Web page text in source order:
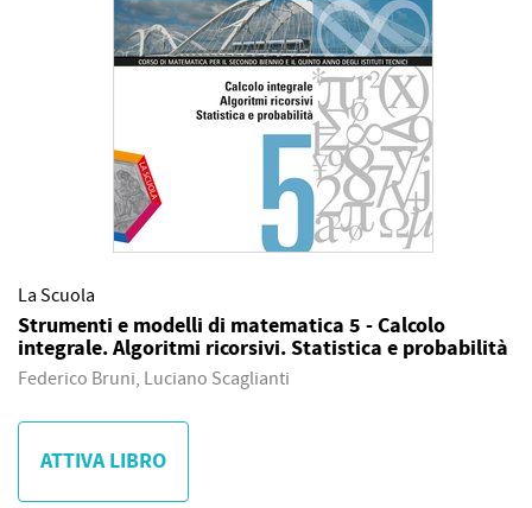
La Scuola
Strumenti e modelli di matematica 5 - Calcolo
integrale. Algoritmi ricorsivi. Statistica e probabilità
Federico Bruni, Luciano Scaglianti
ATTIVA LIBRO